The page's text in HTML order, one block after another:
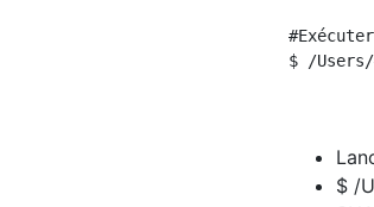
$ /
$ /